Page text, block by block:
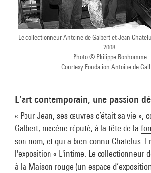
Le collectionneur Antoine de Galbert et Jean
2008.
Photo © Philippe Bonhomme
Courtesy Fondation Antoine de
L’art contemporain, une passion
« Pour Jean, ses œuvres c’était sa vie »,
Galbert, mécène réputé, à la tête de la
son nom, et qui a bien connu Chatelus.
l'exposition « L'intime. Le collectionneur
à la Maison rouge (un espace